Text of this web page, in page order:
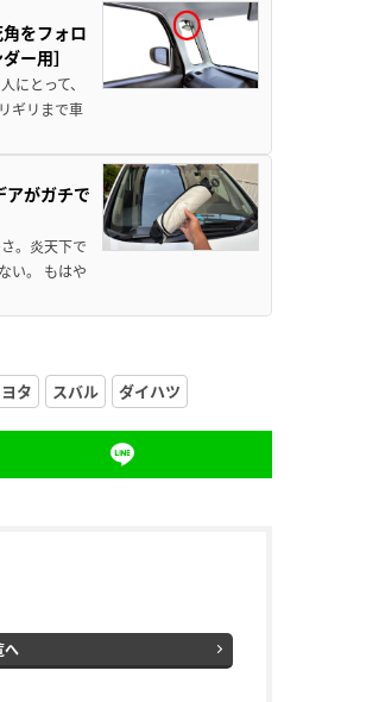
をフォロ
ー用］
とって、
ギリまで車
がガチで
。炎天下で
い。 もはや
ヨタ スバル ダイハツ
へ